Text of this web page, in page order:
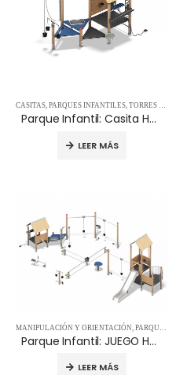
CASITAS, PARQUES INFANTILES, TORRES Y ESTRUCTURAS
Parque Infantil: Casita Harena 22 – 09.05.122
LEER MÁS
MANIPULACIÓN Y ORIENTACIÓN PARQUES INFANTILES
Parque Infantil: JUEGO HARENA 09.05.130
LEER MÁS